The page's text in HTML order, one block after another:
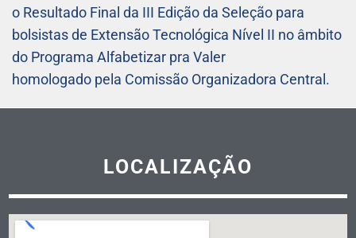
o Resultado Final da III Edição da Seleção para
bolsistas de Extensão Tecnológica Nível II no âmbito
do Programa Alfabetizar pra Valer
homologado pela Comissão Organizadora Central.
LOCALIZAÇÃO